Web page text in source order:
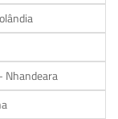
Nhandeara